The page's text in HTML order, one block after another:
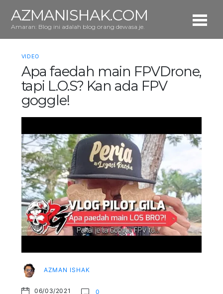
AZMANISHAK.COM
Amaran: Blog ini adalah blog orang dewasa je.
VIDEO
Apa faedah main FPVDrone,
tapi L.O.S? Kan ada FPV
goggle!
AZMAN ISHAK
06/03/2021 0